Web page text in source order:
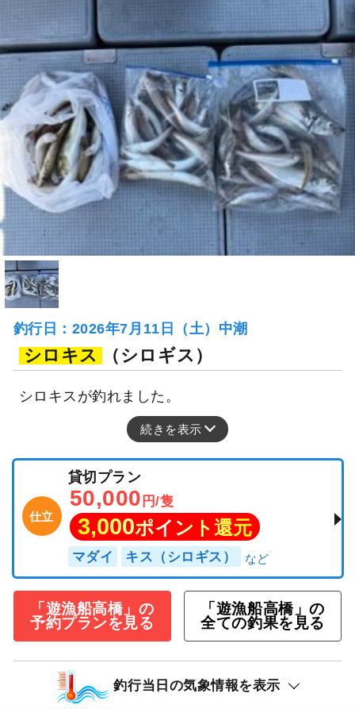
釣行日：2026年7月11日（土）中潮
シロキス （シロギス）
シロキスが釣れました。
続きを表示
仕立
貸切プラン
50,000 円/隻
3,000ポイント還元
マダイ キス（シロギス）
「遊漁船高橋」の
予約プランを見る
「遊漁船高橋」の
全ての釣果を見る
釣行当日の気象情報を表示